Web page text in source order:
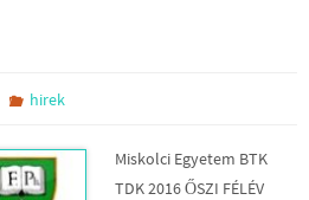
hirek
Miskolci Egyetem BTK
TDK 2016 ŐSZI FÉLÉV